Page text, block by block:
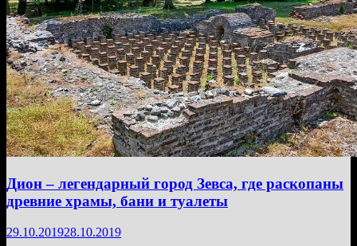
Дион – легендарный город Зевса, где раскопаны
древние храмы, бани и туалеты
29.10.201928.10.2019